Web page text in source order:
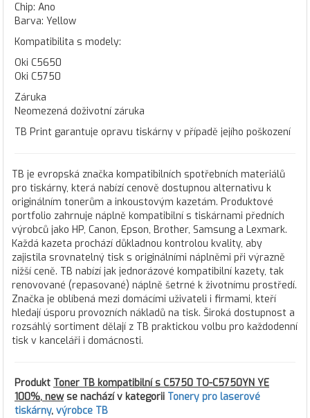
Chip: Ano
Barva: Yellow
Kompatibilita s modely:
Oki C5650
Oki C5750
Záruka
Neomezená doživotní záruka
TB Print garantuje opravu tiskárny v případě jejího poškození
TB je evropská značka kompatibilních spotřebních materiálů
pro tiskárny, která nabízí cenově dostupnou alternativu k
originálním tonerům a inkoustovým kazetám. Produktové
portfolio zahrnuje náplně kompatibilní s tiskárnami předních
výrobců jako HP, Canon, Epson, Brother, Samsung a Lexmark.
Každá kazeta prochází důkladnou kontrolou kvality, aby
zajistila srovnatelný tisk s originálními náplněmi při výrazně
nižší ceně. TB nabízí jak jednorázové kompatibilní kazety, tak
renovované (repasované) náplně šetrné k životnímu prostředí.
Značka je oblíbená mezi domácími uživateli i firmami, kteří
hledají úsporu provozních nákladů na tisk. Široká dostupnost a
rozsáhlý sortiment dělají z TB praktickou volbu pro každodenní
tisk v kanceláři i domácnosti.
Produkt Toner TB kompatibilní s C5750 TO-C5750YN YE
100%, newse nachází v kategorii Tonery pro laserové
tiskárny, výrobce TB